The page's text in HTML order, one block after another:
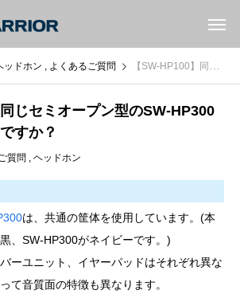
ッドホン よくあるご質問 【SW-HP100】同じセミオープン型のSW-HP300との違いはなんですか？
同じセミオープン型のSW-HP300
すか？
質問 ヘッドホン
は、共通の筐体を使用しています。(本
、SW-HP300がネイビーです。)
ーユニット、イヤーパッドはそれぞれ異な
て音質面の特徴も異なります。